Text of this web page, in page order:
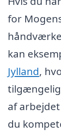
for
kan
Jylland,
af
du